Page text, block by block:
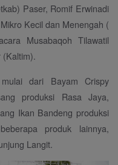
Paser, Romif Erwinadi
Kecil dan Menengah (
Musabaqoh Tilawatil
dari Bayam Crispy
produksi Rasa Jaya,
Ikan Bandeng produksi
produk lainnya,
Langit.